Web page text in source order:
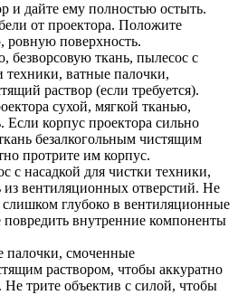
и дайте ему полностью остыть.
от проектора. Положите
ровную поверхность.
безворсовую ткань, пылесос с
техники, ватные палочки,
раствор (если требуется).
сухой, мягкой тканью,
Если корпус проектора сильно
безалкогольным чистящим
протрите им корпус.
с насадкой для чистки техники,
из вентиляционных отверстий. Не
слишком глубоко в вентиляционные
повредить внутренние компоненты
палочки, смоченные
раствором, чтобы аккуратно
Не трите объектив с силой, чтобы